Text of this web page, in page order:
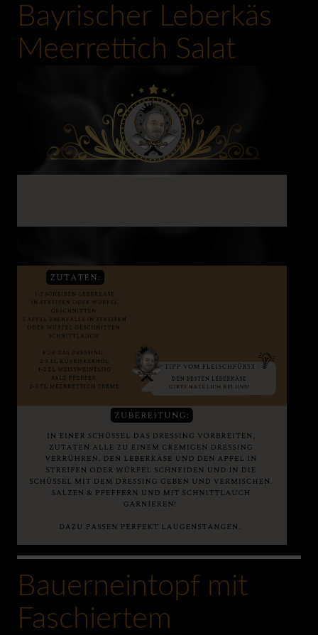
0:00
Bayrischer Leberkäs
Meerrettich Salat
0:00
Bauerneintopf mit
Faschiertem